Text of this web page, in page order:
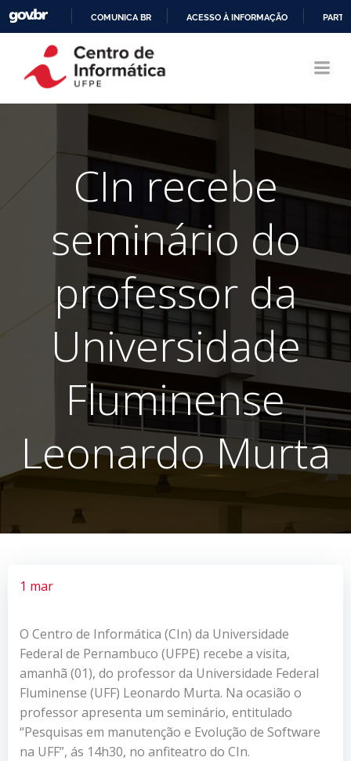
CONTEÚDO
COMUNICA BR ACESSO À INFORMAÇÃO
CIn recebe
seminário do
professor da
Universidade
Fluminense
Leonardo Murta
1 mar
O Centro de Informática (CIn) da Universidade
Federal de Pernambuco (UFPE) recebe a visita,
amanhã (01), do professor da Universidade Federal
Fluminense (UFF) Leonardo Murta. Na ocasião o
professor apresenta um seminário, entitulado
“Pesquisas em manutenção e Evolução de Software
na UFF”, ás 14h30, no anfiteatro do CIn.